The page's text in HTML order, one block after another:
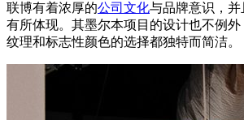
联博有着浓厚的公司文化与品牌意识，
有所体现。其墨尔本项目的设计也不例外
纹理和标志性颜色的选择都独特而简洁。